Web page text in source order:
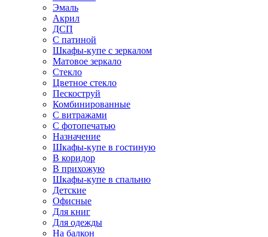
Эмаль
Акрил
ДСП
С патиной
Шкафы-купе с зеркалом
Матовое зеркало
Стекло
Цветное стекло
Пескоструй
Комбинированные
С витражами
С фотопечатью
Назначение
Шкафы-купе в гостиную
В коридор
В прихожую
Шкафы-купе в спальню
Детские
Офисные
Для книг
Для одежды
На балкон